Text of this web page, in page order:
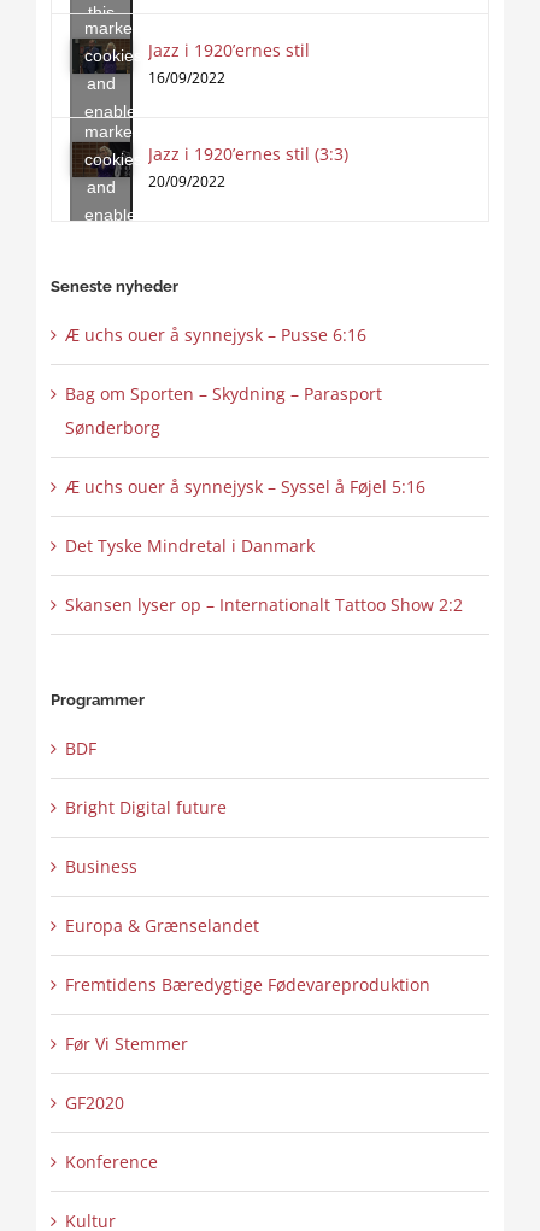
this
content
marketing
cookies
and
enable
this
content
Jazz i 1920’ernes stil
16/09/2022
Click
to
accept
marketing
cookies
and
enable
Jazz i 1920’ernes stil (3:3)
20/09/2022
Seneste nyheder
Æ uchs ouer å synnejysk – Pusse 6:16
Bag om Sporten – Skydning – Parasport
Sønderborg
Æ uchs ouer å synnejysk – Syssel å Føjel 5:16
Det Tyske Mindretal i Danmark
Skansen lyser op – Internationalt Tattoo Show 2:2
Programmer
BDF
Bright Digital future
Business
Europa & Grænselandet
Fremtidens Bæredygtige Fødevareproduktion
Før Vi Stemmer
GF2020
Konference
Kultur